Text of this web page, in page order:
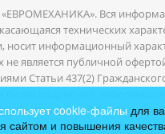
Вся
технических
носит информационный
не является публичной
Статьи 437(2)
товаров, обратитесь к
обратной связи или по
cookie-файлы для
сайтом и повышения